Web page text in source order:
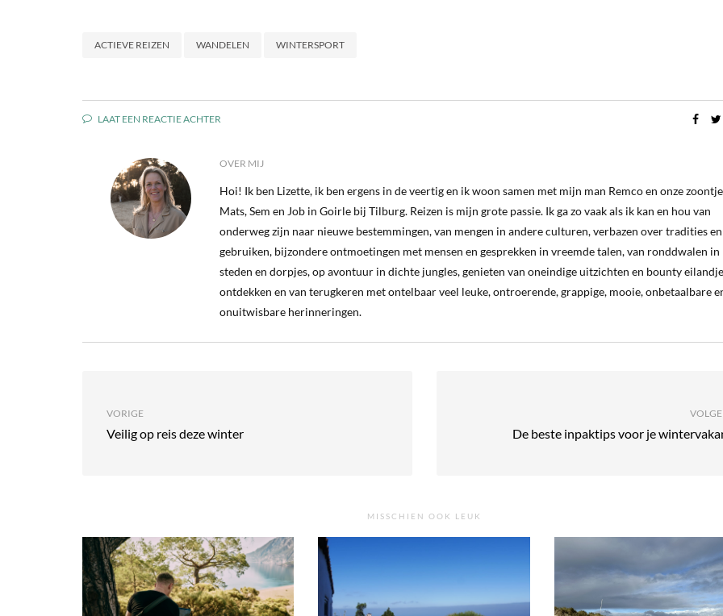
ACTIEVE REIZEN WANDELEN WINTERSPORT
LAAT EEN REACTIE ACHTER
OVER MIJ
Hoi! Ik ben Lizette, ik ben ergens in de veertig en ik woon samen met mijn man Remco en onze
Mats, Sem en Job in Goirle bij Tilburg. Reizen is mijn grote passie. Ik ga zo vaak als ik kan en hou van
onderweg zijn naar nieuwe bestemmingen, van mengen in andere culturen, verbazen over tradities en
gebruiken, bijzondere ontmoetingen met mensen en gesprekken in vreemde talen, van ronddwalen in
steden en dorpjes, op avontuur in dichte jungles, genieten van oneindige uitzichten en bounty
ontdekken en van terugkeren met ontelbaar veel leuke, ontroerende, grappige, mooie, onbetaalbare
onuitwisbare herinneringen.
VORIGE
Veilig op reis deze winter De beste inpaktips voor je
MISSCHIEN OOK LEUK